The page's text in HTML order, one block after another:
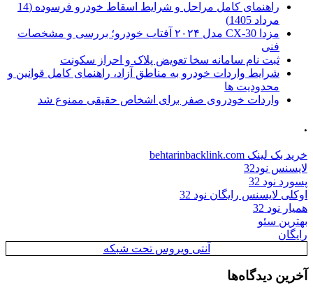
راهنمای کامل مراحل و شرایط اسقاط خودرو فرسوده (14
مرداد 1405)
مزدا CX-30 مدل ۲۰۲۴ آفتاب خودرو؛ بررسی و مشخصات
فنی
ثبت نام سامانه سخا تعویض پلاک و احراز سکونت
شرایط واردات خودرو به مناطق آزاد، راهنمای کامل قوانین و
محدودیت ها
واردات خودروی صفر برای اشخاص حقیقی ممنوع شد
.
خرید بک لینک behtarinbacklink.com
لایسنس نود32
پسورد نود 32
اوکلی لایسنس رایگان نود 32
همیار نود 32
بهترین سئو
رایگان
آنتی ویروس تحت شبکه
آخرین دیدگاه‌ها